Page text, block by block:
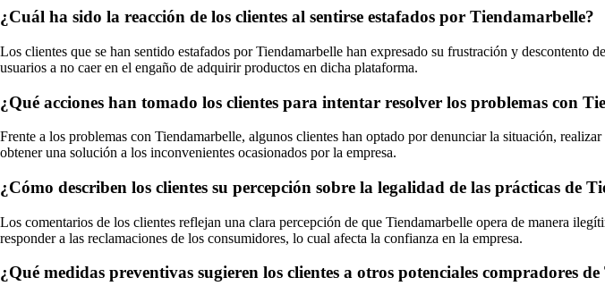
¿Cuál ha sido la reacción de los clientes al sentirse estafados por Tiendamarbelle?
Los clientes que se han sentido estafados por Tiendamarbelle han expresado su frustración y
usuarios a no caer en el engaño de adquirir productos en dicha plataforma.
¿Qué acciones han tomado los clientes para intentar resolver los problemas con
Frente a los problemas con Tiendamarbelle, algunos clientes han optado por denunciar la situación,
obtener una solución a los inconvenientes ocasionados por la empresa.
¿Cómo describen los clientes su percepción sobre la legalidad de las prácticas de
Los comentarios de los clientes reflejan una clara percepción de que Tiendamarbelle opera de manera
responder a las reclamaciones de los consumidores, lo cual afecta la confianza en la empresa.
¿Qué medidas preventivas sugieren los clientes a otros potenciales compradores